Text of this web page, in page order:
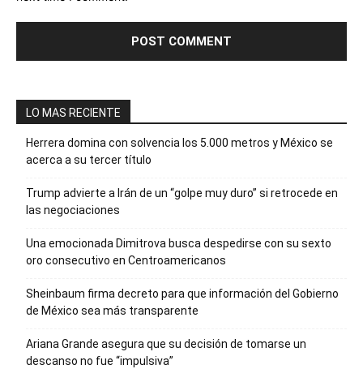
LO MAS RECIENTE
Herrera domina con solvencia los 5.000 metros y México se
acerca a su tercer título
Trump advierte a Irán de un “golpe muy duro” si retrocede en
las negociaciones
Una emocionada Dimitrova busca despedirse con su sexto
oro consecutivo en Centroamericanos
Sheinbaum firma decreto para que información del Gobierno
de México sea más transparente
Ariana Grande asegura que su decisión de tomarse un
descanso no fue “impulsiva”